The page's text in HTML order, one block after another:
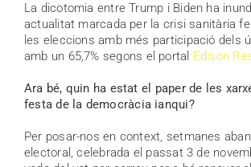
La dicotomia entre Trump i Biden ha
actualitat marcada per la crisi sanitària
les eleccions amb més participació dels
amb un 65,7% segons el portal Edison
Ara bé, quin ha estat el paper de les
festa de la democràcia ianqui?
Per posar-nos en context, setmanes
electoral, celebrada el passat 3 de